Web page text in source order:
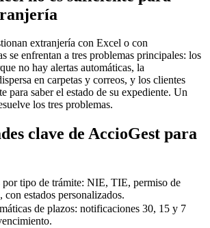
extranjería con Excel o con
se enfrentan a tres problemas principales: los
no hay alertas automáticas, la
en carpetas y correos, y los clientes
para saber el estado de su expediente. Un
los tres problemas.
clave de AccioGest para
por tipo de trámite: NIE, TIE, permiso de
con estados personalizados.
de plazos: notificaciones 30, 15 y 7